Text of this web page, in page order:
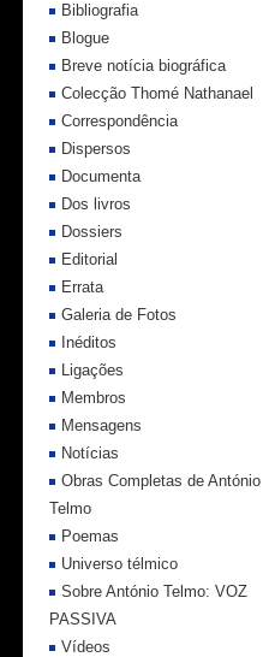
Bibliografia
Blogue
Breve notícia biográfica
Colecção Thomé Nathanael
Correspondência
Dispersos
Documenta
Dos livros
Dossiers
Editorial
Errata
Galeria de Fotos
Inéditos
Ligações
Membros
Mensagens
Notícias
Obras Completas de António
Telmo
Poemas
Universo télmico
Sobre António Telmo: VOZ
PASSIVA
Vídeos